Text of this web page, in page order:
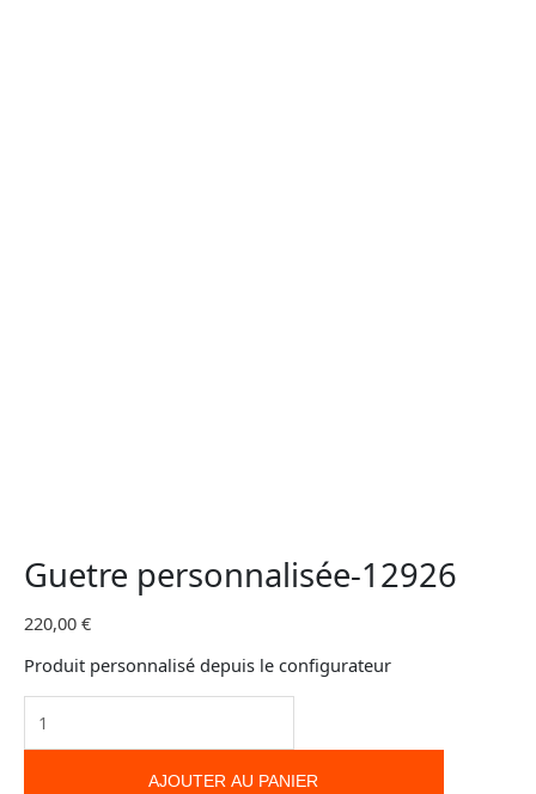
Guetre personnalisée-12926
220,00 €
Produit personnalisé depuis le configurateur
AJOUTER AU PANIER